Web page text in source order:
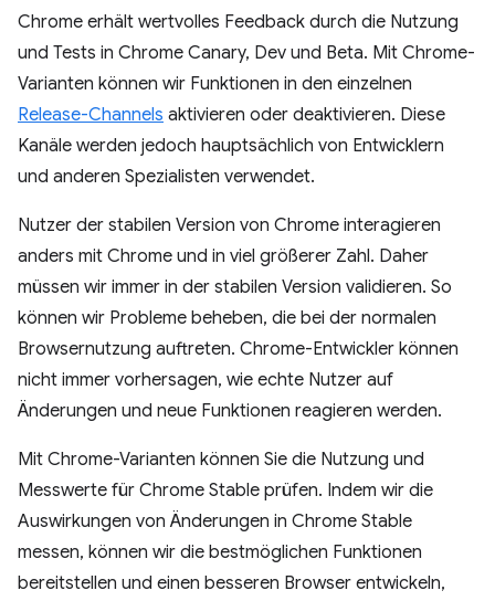
Chrome erhält wertvolles Feedback durch die Nutzung
und Tests in Chrome Canary, Dev und Beta. Mit Chrome-
Varianten können wir Funktionen in den einzelnen
Release-Channels aktivieren oder deaktivieren. Diese
Kanäle werden jedoch hauptsächlich von Entwicklern
und anderen Spezialisten verwendet.
Nutzer der stabilen Version von Chrome interagieren
anders mit Chrome und in viel größerer Zahl. Daher
müssen wir immer in der stabilen Version validieren. So
können wir Probleme beheben, die bei der normalen
Browsernutzung auftreten. Chrome-Entwickler können
nicht immer vorhersagen, wie echte Nutzer auf
Änderungen und neue Funktionen reagieren werden.
Mit Chrome-Varianten können Sie die Nutzung und
Messwerte für Chrome Stable prüfen. Indem wir die
Auswirkungen von Änderungen in Chrome Stable
messen, können wir die bestmöglichen Funktionen
bereitstellen und einen besseren Browser entwickeln,